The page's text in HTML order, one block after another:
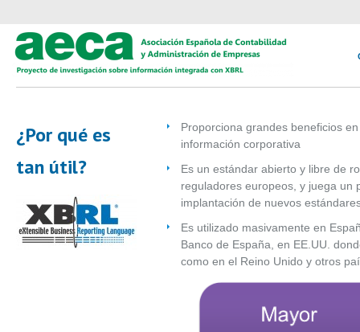
¿Por qué es
tan útil?
Proporciona grandes beneficios
información corporativa
Es un estándar abierto y libre de
reguladores europeos, y juega un
implantación de nuevos
Es utilizado masivamente en
Banco de España, en EE.UU.
como en el Reino Unido y otros